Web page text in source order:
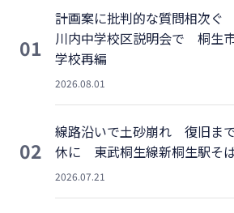
01
計画案に批判的な質問相次ぐ
川内中学校区説明会で 桐生
学校再編
2026.08.01
02
線路沿いで土砂崩れ 復旧ま
休に 東武桐生線新桐生駅そ
2026.07.21